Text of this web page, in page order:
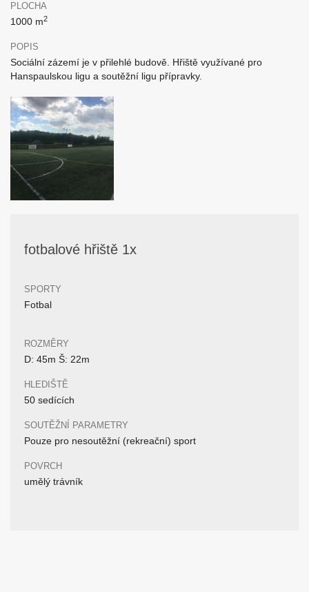
PLOCHA
1000 m2
POPIS
Sociální zázemí je v přilehlé budově. Hřiště využívané pro
Hanspaulskou ligu a soutěžní ligu přípravky.
fotbalové hřiště 1x
SPORTY
Fotbal
ROZMĚRY
D: 45m Š: 22m
HLEDIŠTĚ
50 sedících
SOUTĚŽNÍ PARAMETRY
Pouze pro nesoutěžní (rekreační) sport
POVRCH
umělý trávník